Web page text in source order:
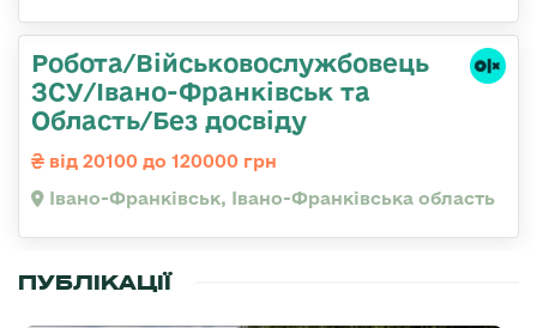
Робота/Військовослужбовець
ЗСУ/Івано-Франківськ та
Область/Без досвіду
від 20100 до 120000 грн
Івано-Франківськ, Івано-Франківська область
ПУБЛІКАЦІЇ